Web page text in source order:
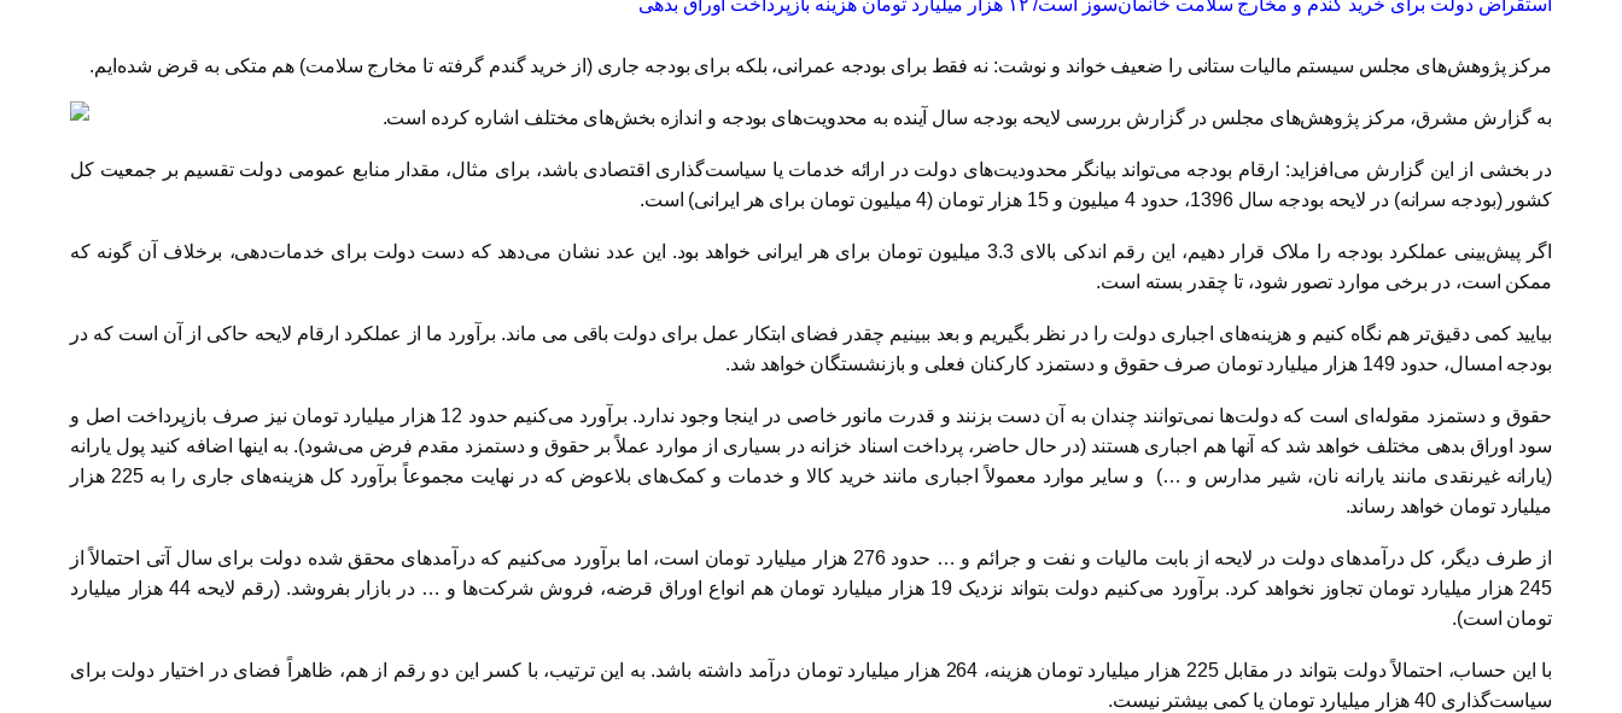
مرکز پژوهش‌های مجلس سیستم مالیات ستانی را ضعیف خواند و نوشت: نه فقط برای بودجه عمرانی، بلکه برای بودجه جاری (از خرید گندم گرفته تا مخارج سلامت) هم متکی به قرض شده‌ایم.
به گزارش مشرق، مرکز پژوهش‌های مجلس در گزارش بررسی لایحه بودجه سال آینده به محدویت‌های بودجه‌ و اندازه بخش‌های مختلف اشاره کرده است.
در بخشی از این گزارش می‌افزاید: ارقام بودجه می‌تواند بیانگر محدودیت‌های دولت در ارائه خدمات یا سیاست‌گذاری اقتصادی باشد، برای مثال، مقدار منابع عمومی دولت تقسیم بر جمعیت کل
کشور (بودجه سرانه) در لایحه بودجه سال 1396، حدود 4 میلیون و 15 هزار تومان (4 میلیون تومان برای هر ایرانی) است.
اگر پیش‌بینی عملکرد بودجه را ملاک قرار دهیم، این رقم اندکی بالای 3.3 میلیون تومان برای هر ایرانی خواهد بود. این عدد نشان می‌دهد که دست دولت برای خدمات‌دهی، برخلاف آن گونه که
ممکن است، در برخی موارد تصور شود، تا چقدر بسته است.
بیایید کمی دقیق‌تر هم نگاه کنیم و هزینه‌های اجباری دولت را در نظر بگیریم و بعد ببینیم چقدر فضای ابتکار عمل برای دولت باقی می‌ ماند. برآورد ما از عملکرد ارقام لایحه حاکی از آن است که در
بودجه امسال، حدود 149 هزار میلیارد تومان صرف حقوق و دستمزد کارکنان فعلی و بازنشستگان خواهد شد.
حقوق و دستمزد مقوله‌ای است که دولت‌ها نمی‌توانند چندان به آن دست بزنند و قدرت مانور خاصی در اینجا وجود ندارد. برآورد می‌کنیم حدود 12 هزار میلیارد تومان نیز صرف بازپرداخت اصل و
سود اوراق بدهی مختلف خواهد شد که آنها هم اجباری هستند (در حال حاضر، پرداخت اسناد خزانه در بسیاری از موارد عملاً بر حقوق و دستمزد مقدم فرض می‌شود). به اینها اضافه کنید پول یارانه
(یارانه غیرنقدی مانند یارانه نان، شیر مدارس و …) و سایر موارد معمولاً اجباری مانند خرید کالا و خدمات و کمک‌های بلاعوض که در نهایت مجموعاً برآورد کل هزینه‌های جاری را به 225 هزار
میلیارد تومان خواهد رساند.
از طرف دیگر، کل درآمدهای دولت در لایحه از بابت مالیات و نفت و جرائم و … حدود 276 هزار میلیارد تومان است، اما برآورد می‌کنیم که درآمدهای محقق شده دولت برای سال آتی احتمالاً از
245 هزار میلیارد تومان تجاوز نخواهد کرد. برآورد می‌کنیم دولت بتواند نزدیک 19 هزار میلیارد تومان هم انواع اوراق قرضه، فروش شرکت‌ها و … در بازار بفروشد. (رقم لایحه 44 هزار میلیارد
تومان است).
با این حساب، احتمالاً دولت بتواند در مقابل 225 هزار میلیارد تومان هزینه، 264 هزار میلیارد تومان درآمد داشته باشد. به این ترتیب، با کسر این دو رقم از هم، ظاهراً فضای در اختیار دولت برای
سیاست‌گذاری 40 هزار میلیارد تومان یا کمی بیشتر نیست.